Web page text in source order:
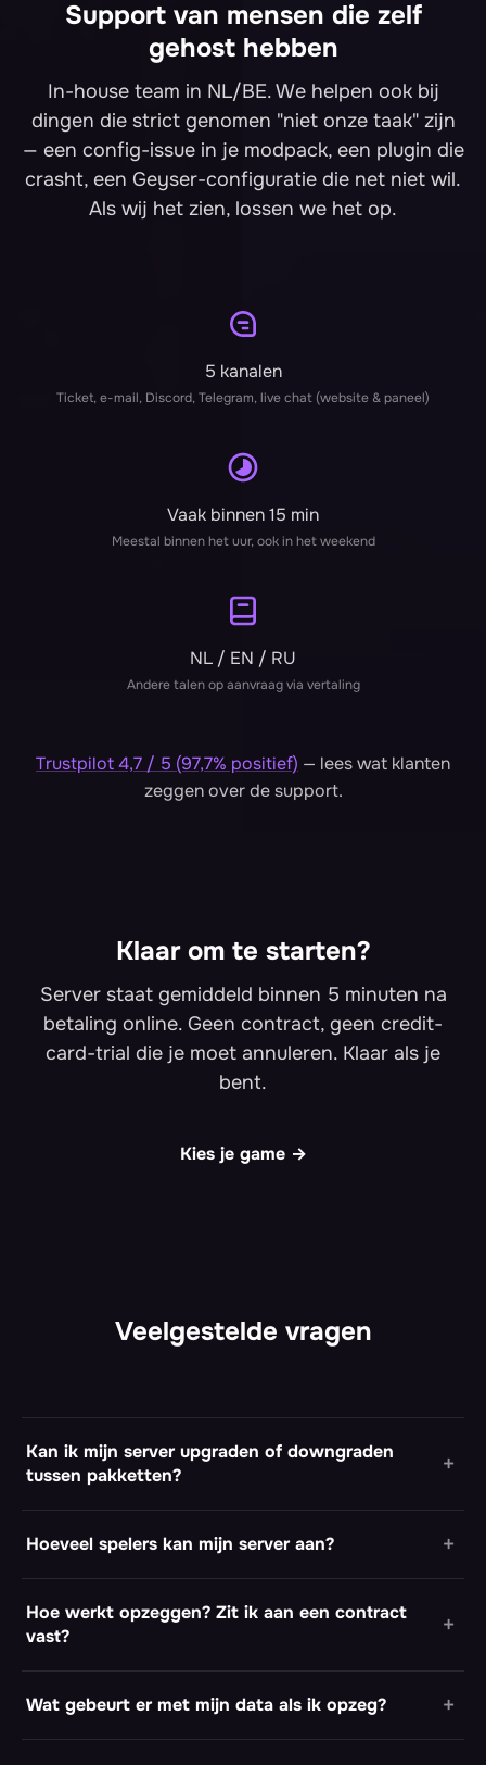
Support van mensen die zelf
gehost hebben
In-house team in NL/BE. We helpen ook bij
dingen die strict genomen "niet onze taak" zijn
— een config-issue in je modpack, een plugin die
crasht, een Geyser-configuratie die net niet wil.
Als wij het zien, lossen we het op.
5 kanalen
Ticket, e-mail, Discord, Telegram, live chat (website & paneel)
Vaak binnen 15 min
Meestal binnen het uur, ook in het weekend
NL / EN / RU
Andere talen op aanvraag via vertaling
Trustpilot 4,7 / 5 (97,7% positief) — lees wat klanten
zeggen over de support.
Klaar om te starten?
Server staat gemiddeld binnen 5 minuten na
betaling online. Geen contract, geen credit-
card-trial die je moet annuleren. Klaar als je
bent.
Kies je game →
Veelgestelde vragen
Kan ik mijn server upgraden of downgraden
tussen pakketten?
Hoeveel spelers kan mijn server aan?
Hoe werkt opzeggen? Zit ik aan een contract
vast?
Wat gebeurt er met mijn data als ik opzeg?